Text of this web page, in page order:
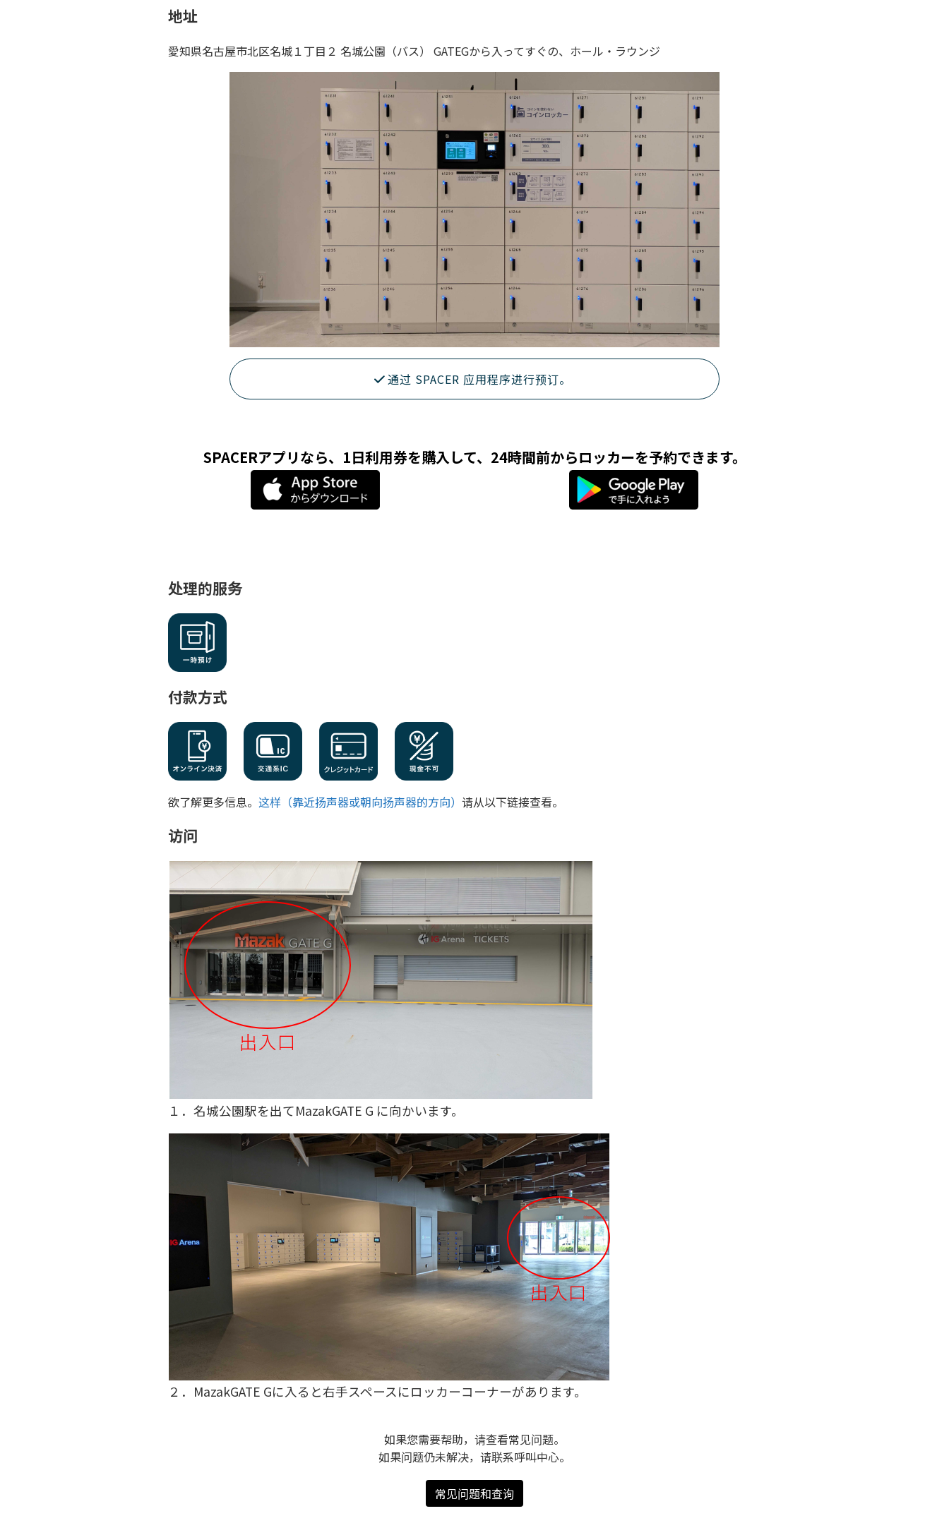
地址
愛知県名古屋市北区名城１丁目２ 名城公園（バス） GATEGから入ってすぐの、ホール・ラウンジ
通过 SPACER 应用程序进行预订。
SPACERアプリなら、1日利用券を購入して、24時間前からロッカーを予約できます。
处理的服务
付款方式
欲了解更多信息。 这样（靠近扬声器或朝向扬声器的方向） 请从以下链接查看。
访问
１．名城公園駅を出てMazakGATE G に向かいます。
２．MazakGATE Gに入ると右手スペースにロッカーコーナーがあります。
如果您需要帮助，请查看常见问题。
如果问题仍未解决，请联系呼叫中心。
常见问题和查询